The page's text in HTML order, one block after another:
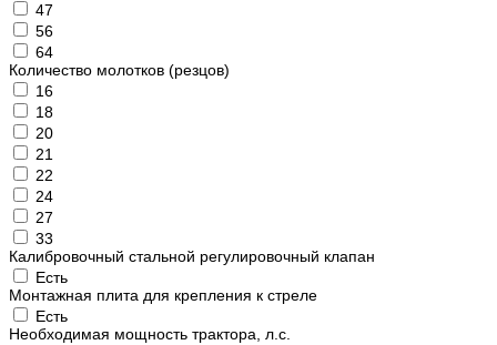
47
56
64
Количество молотков (резцов)
16
18
20
21
22
24
27
33
Калибровочный стальной регулировочный клапан
Есть
Монтажная плита для крепления к стреле
Есть
Необходимая мощность трактора, л.с.